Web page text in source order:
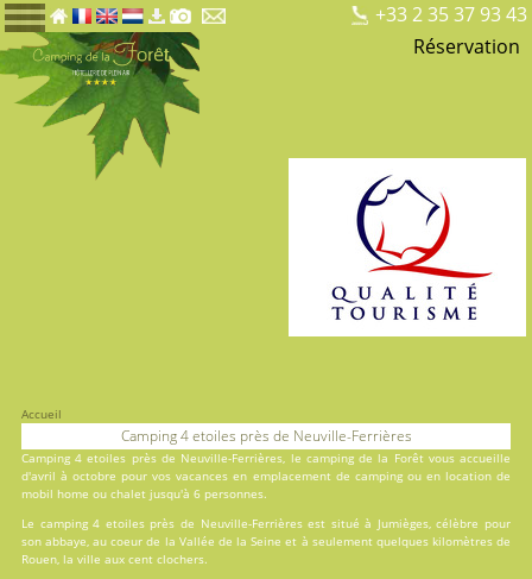
+33 2 35 37 93 43
Réservation
Accueil
Camping 4 etoiles près de Neuville-Ferrières
Camping 4 etoiles près de Neuville-Ferrières, le camping de la Forêtvous accueille
d'avril à octobre pour vos vacances en emplacement de campingou en location de
mobil home ou chalet jusqu'à 6 personnes.
Le camping 4 etoiles près de Neuville-Ferrières est situé à Jumièges, célèbre pour
son abbaye, au coeur de la Vallée de la Seine et à seulement quelques kilomètres de
Rouen, la ville aux cent clochers.